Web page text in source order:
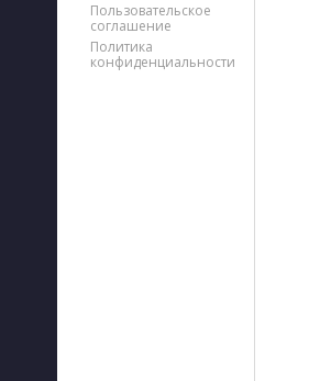
Пользовательское
соглашение
Политика
конфиденциальности